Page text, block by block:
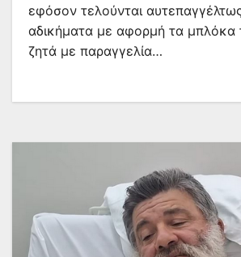
εφόσον τελούνται
αδικήματα με αφορμή τα μπλόκα
ζητά με παραγγελία…